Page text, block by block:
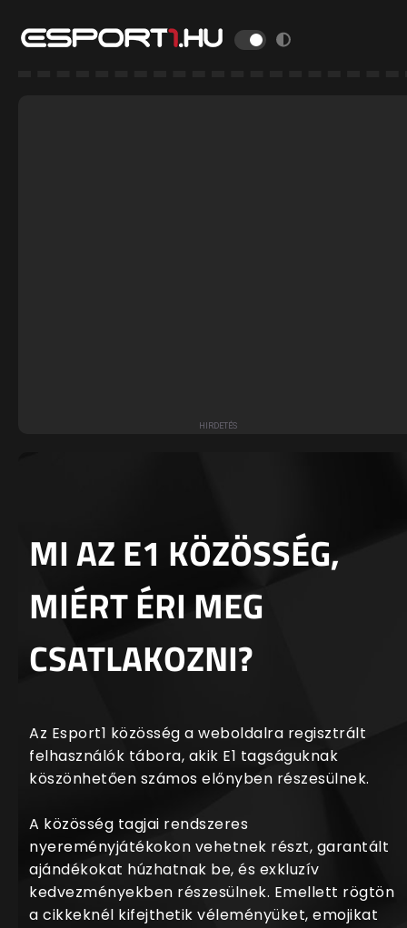
MI AZ E1 KÖZÖSSÉG,
MIÉRT ÉRI MEG
CSATLAKOZNI?
Az Esport1 közösség a weboldalra regisztrált
felhasználók tábora, akik E1 tagságuknak
köszönhetően számos előnyben részesülnek.
A közösség tagjai rendszeres
nyereményjátékokon vehetnek részt, garantált
ajándékokat húzhatnak be, és exkluzív
kedvezményekben részesülnek. Emellett rögtön
a cikkeknél kifejthetik véleményüket, emojikat